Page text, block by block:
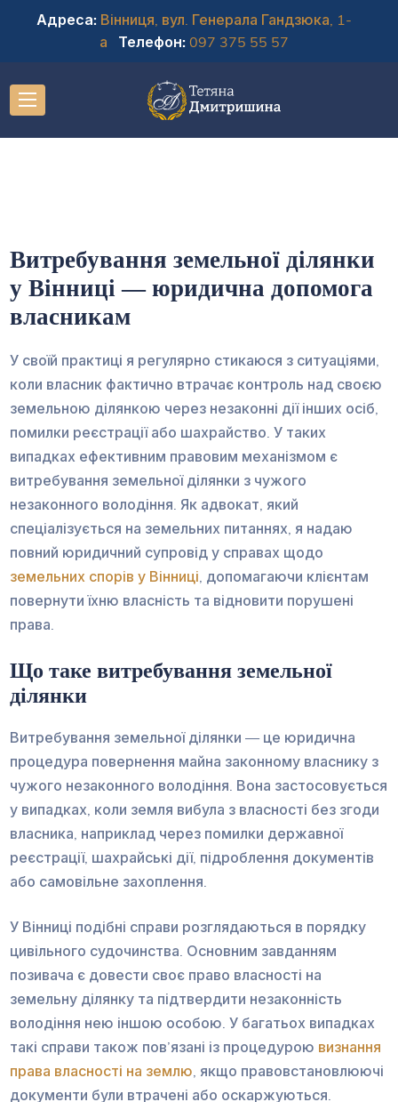
Адреса: Вінниця, вул. Генерала Гандзюка, 1-
а
Телефон: 097 375 55 57
Витребування земельної ділянки
у Вінниці — юридична допомога
власникам
У своїй практиці я регулярно стикаюся з ситуаціями,
коли власник фактично втрачає контроль над своєю
земельною ділянкою через незаконні дії інших осіб,
помилки реєстрації або шахрайство. У таких
випадках ефективним правовим механізмом є
витребування земельної ділянки з чужого
незаконного володіння. Як адвокат, який
спеціалізується на земельних питаннях, я надаю
повний юридичний супровід у справах щодо
земельних спорів у Вінниці, допомагаючи клієнтам
повернути їхню власність та відновити порушені
права.
Що таке витребування земельної
ділянки
Витребування земельної ділянки — це юридична
процедура повернення майна законному власнику з
чужого незаконного володіння. Вона застосовується
у випадках, коли земля вибула з власності без згоди
власника, наприклад через помилки державної
реєстрації, шахрайські дії, підроблення документів
або самовільне захоплення.
У Вінниці подібні справи розглядаються в порядку
цивільного судочинства. Основним завданням
позивача є довести своє право власності на
земельну ділянку та підтвердити незаконність
володіння нею іншою особою. У багатьох випадках
такі справи також пов’язані із процедурою визнання
права власності на землю, якщо правовстановлюючі
документи були втрачені або оскаржуються.